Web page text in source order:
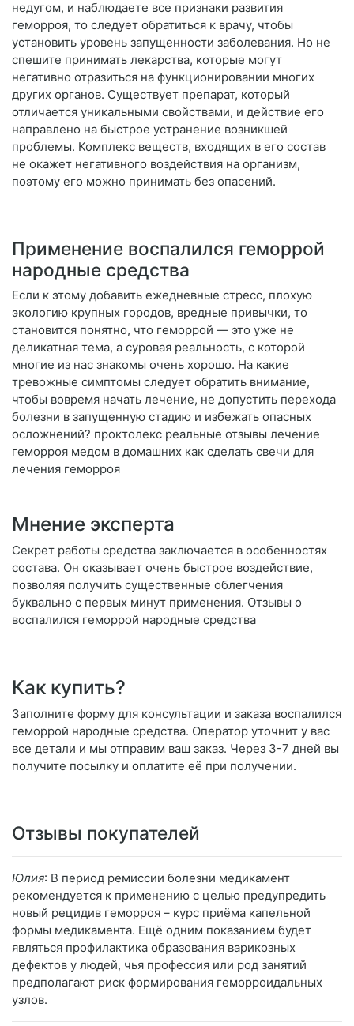
недугом, и наблюдаете все признаки развития
геморроя, то следует обратиться к врачу, чтобы
установить уровень запущенности заболевания. Но не
спешите принимать лекарства, которые могут
негативно отразиться на функционировании многих
других органов. Существует препарат, который
отличается уникальными свойствами, и действие его
направлено на быстрое устранение возникшей
проблемы. Комплекс веществ, входящих в его состав
не окажет негативного воздействия на организм,
поэтому его можно принимать без опасений.
Применение воспалился геморрой
народные средства
Если к этому добавить ежедневные стресс, плохую
экологию крупных городов, вредные привычки, то
становится понятно, что геморрой — это уже не
деликатная тема, а суровая реальность, с которой
многие из нас знакомы очень хорошо. На какие
тревожные симптомы следует обратить внимание,
чтобы вовремя начать лечение, не допустить перехода
болезни в запущенную стадию и избежать опасных
осложнений? проктолекс реальные отзывы лечение
геморроя медом в домашних как сделать свечи для
лечения геморроя
Мнение эксперта
Секрет работы средства заключается в особенностях
состава. Он оказывает очень быстрое воздействие,
позволяя получить существенные облегчения
буквально с первых минут применения. Отзывы о
воспалился геморрой народные средства
Как купить?
Заполните форму для консультации и заказа воспалился
геморрой народные средства. Оператор уточнит у вас
все детали и мы отправим ваш заказ. Через 3-7 дней вы
получите посылку и оплатите её при получении.
Отзывы покупателей
Юлия: В период ремиссии болезни медикамент
рекомендуется к применению с целью предупредить
новый рецидив геморроя – курс приёма капельной
формы медикамента. Ещё одним показанием будет
являться профилактика образования варикозных
дефектов у людей, чья профессия или род занятий
предполагают риск формирования геморроидальных
узлов.